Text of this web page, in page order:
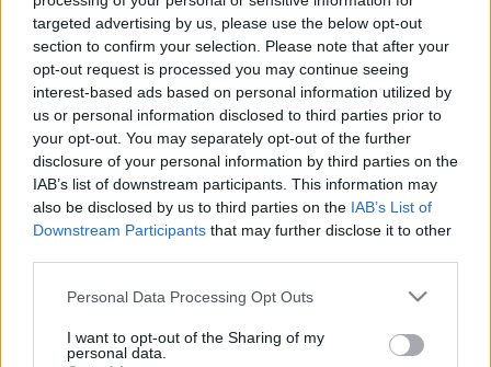
targeted advertising by us, please use the below opt-out
section to confirm your selection. Please note that after your
opt-out request is processed you may continue seeing
interest-based ads based on personal information utilized by
us or personal information disclosed to third parties prior to
your opt-out. You may separately opt-out of the further
disclosure of your personal information by third parties on the
IAB’s list of downstream participants. This information may
also be disclosed by us to third parties on the IAB’s List of
Downstream Participants that may further disclose it to other
Please note that this website/app uses one or more Google
not limited to your visit or usage behaviour. You may click to
grant or deny consent to Google and its third-party tags to
Personal Data Processing Opt Outs
I want to opt-out of the Sharing of my
personal data.
Mikroport csúcstechnika a Budaörsi Passió szabadtéri
produkcióján. A hatalmas méretű, dimbes-dombos terep-
színpad nagy kihívást jelentett a szereplők hangosításában.
Műszaki újdonságokról a folyóirat SCENI-TECH 2006.
Színháztechnikai Találkozó és Kiállítás alkalmából
összeállított mellékletben olvashatunk. Békéscsabai Jókai
Színház szeptember elején várja a szakma képviselőit.
A látványtervezés már nem szűkíthető le a színházi díszlet-
és jelmeztervezésre. A fotó, videó, animáció és grafikai
művészet a vizuális kommunikáció átértelmezését igényli. A
sokféle, modern kommunikációs eszköz, a komputer
másféle oktatást igényel. Ezt mutatja be a Moholy-Nagy